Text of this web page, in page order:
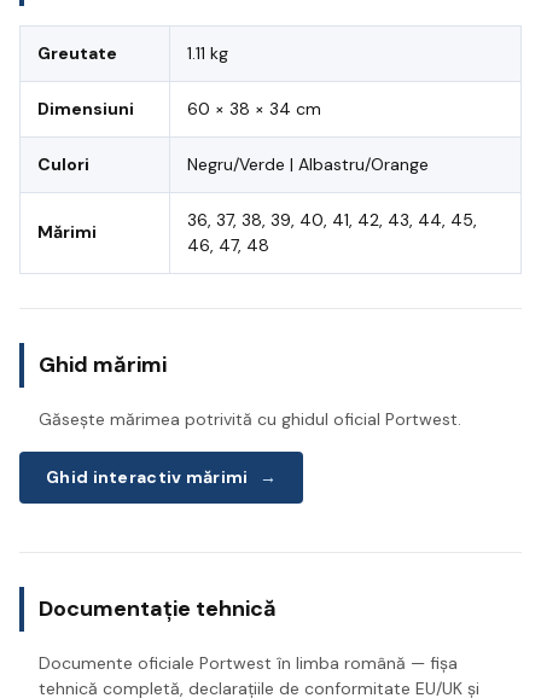
Greutate 1.11 kg
Dimensiuni 60 × 38 × 34 cm
Culori Negru/Verde | Albastru/Orange
Mărimi
36, 37, 38, 39, 40, 41, 42, 43, 44, 45,
46, 47, 48
Ghid mărimi
Găsește mărimea potrivită cu ghidul oficial Portwest.
Ghid interactiv mărimi →
Documentație tehnică
Documente oficiale Portwest în limba română — fișa
tehnică completă, declarațiile de conformitate EU/UK și